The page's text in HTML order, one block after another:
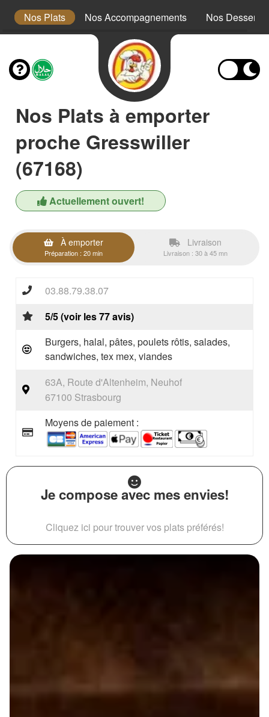
Nos Plats Nos Accompagnements Nos Desserts
Nos Plats à emporter
proche Gresswiller
(67168)
Actuellement ouvert!
À emporter
Préparation : 20 min
Livraison
Livraison : 30 à 45 mn
03.88.79.38.07
5/5 (voir les 77 avis)
Burgers, halal, pâtes, poulets rôtis, salades,
sandwiches, tex mex, viandes
63A, Route d'Altenheim, Neuhof
67100 Strasbourg
Moyens de paiement :
Je compose avec mes envies!
Cliquez ici pour trouver vos plats préférés!